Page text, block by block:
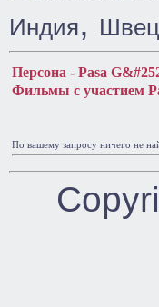
Индия,
Персона - Pasa
Фильмы с участием
По вашему запросу ничего не